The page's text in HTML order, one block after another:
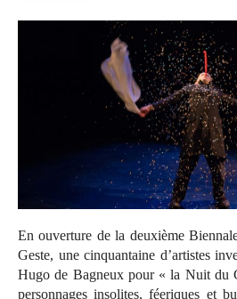
En ouverture de la deuxième
Geste, une cinquantaine d’artistes
Hugo de Bagneux pour « la Nuit du
personnages insolites, féeriques et